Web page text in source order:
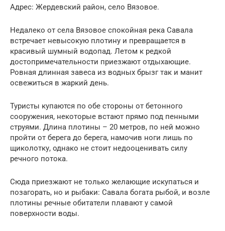
Адрес: Жердевский район, село Вязовое.
Недалеко от села Вязовое спокойная река Савала
встречает невысокую плотину и превращается в
красивый шумный водопад. Летом к редкой
достопримечательности приезжают отдыхающие.
Ровная длинная завеса из водных брызг так и манит
освежиться в жаркий день.
Туристы купаются по обе стороны от бетонного
сооружения, некоторые встают прямо под пенными
струями. Длина плотины – 20 метров, по ней можно
пройти от берега до берега, намочив ноги лишь по
щиколотку, однако не стоит недооценивать силу
речного потока.
Сюда приезжают не только желающие искупаться и
позагорать, но и рыбаки: Савала богата рыбой, и возле
плотины речные обитатели плавают у самой
поверхности воды.